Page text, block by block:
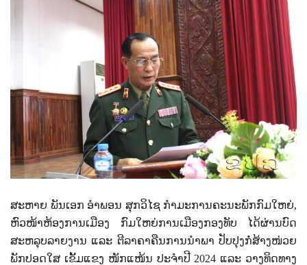
ສະຫາຍ ພັນເອກ ອໍາພອນ ສຸກວິໄຊ ກໍາມະການຄະນະພັກກົມໃຫຍ່,
ຫົວໜ້າຫ້ອງການເມືອງ ກົມໃຫຍ່ການເມືອງກອງທັບ ໄດ້ຜ່ານບົດ
ສະຫລຸບລາຍງານ ແລະ ຕີລາຄາຄືນການນໍາພາ ປັບປຸງກໍ່ສ້າງໜ່ວຍ
ພັກປອດໃສ ເຂັ້ມແຂງ ໜັກແໜ້ນ ປະຈໍາປີ 2024 ແລະ ວາງທິດທາງ